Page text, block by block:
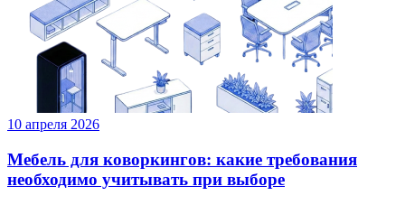
10 апреля 2026
Мебель для коворкингов: какие требования
необходимо учитывать при выборе